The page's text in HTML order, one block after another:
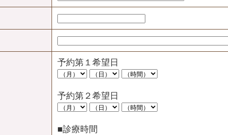
予約第１希望日
予約第２希望日
■診療時間